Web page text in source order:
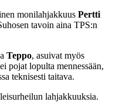
monilahjakkuus Pertti
tavoin aina TPS:n
Teppo, asuivat myös
pojat lopulta mennessään,
teknisesti taitava.
lahjakkuuksia.